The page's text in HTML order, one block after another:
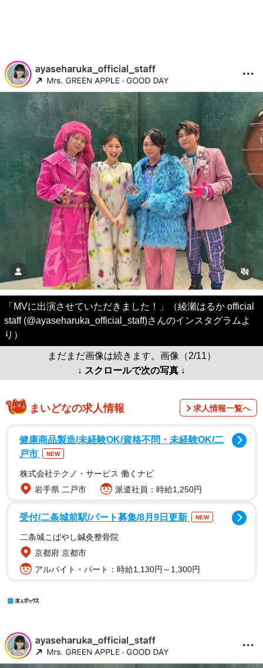
「MVに出演させていただきました！」（綾瀬はるか official
staff (@ayaseharuka_official_staff)さんのインスタグラムよ
り）
まだまだ画像は続きます。画像（2/11）
↓ スクロールで次の写真 ↓
まいどなの求人情報 求人情報一覧へ
健康商品製造/未経験OK/資格不問・未経験OK/二
戸市
NEW
株式会社テクノ・サービス 働くナビ
岩手県 二戸市
派遣社員：時給1,250円
受付/二条城前駅/パート募集/8月9日更新 NEW
二条城こばやし鍼灸整骨院
京都府 京都市
アルバイト・パート：時給1,130円～1,300円